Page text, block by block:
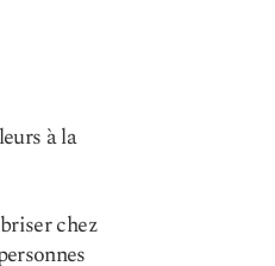
à la
chez